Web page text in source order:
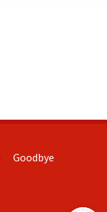
Goodbye